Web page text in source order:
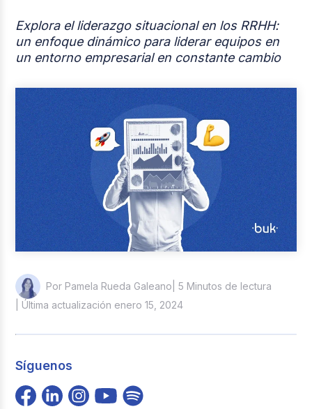
Entrevistas
Explora el liderazgo situacional en los RRHH:
un enfoque dinámico para liderar equipos en
un entorno empresarial en constante cambio
Por Pamela Rueda Galeano | 5 Minutos de lectura
| Última actualización enero 15, 2024
Síguenos